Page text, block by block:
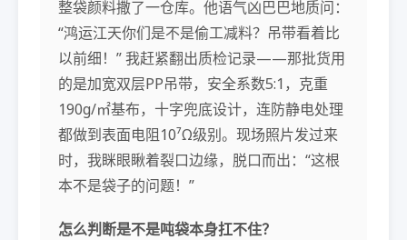
整袋颜料撒了一仓库。他语气凶巴巴地质问：
“鸿运江天你们是不是偷工减料？吊带看着比
以前细！” 我赶紧翻出质检记录——那批货用
的是加宽双层PP吊带，安全系数5:1，克重
190g/㎡基布，十字兜底设计，连防静电处理
都做到表面电阻10⁷Ω级别。现场照片发过来
时，我眯眼瞅着裂口边缘，脱口而出：“这根
本不是袋子的问题！”
怎么判断是不是吨袋本身扛不住？